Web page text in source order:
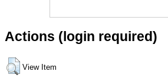
Actions (login required)
View Item